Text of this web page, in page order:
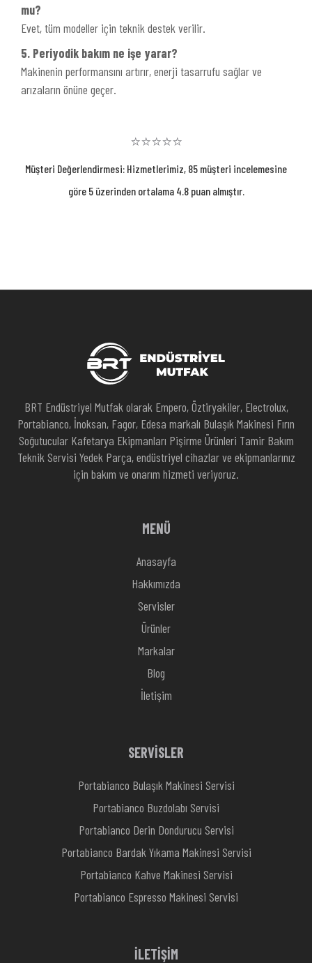
mu?
Evet, tüm modeller için teknik destek verilir.
5. Periyodik bakım ne işe yarar?
Makinenin performansını artırır, enerji tasarrufu sağlar ve
arızaların önüne geçer.
⭐⭐⭐⭐⭐
Müşteri Değerlendirmesi: Hizmetlerimiz, 85 müşteri incelemesine
göre 5 üzerinden ortalama 4.8 puan almıştır.
BRT Endüstriyel Mutfak olarak Empero, Öztiryakiler, Electrolux,
Portabianco, İnoksan, Fagor, Edesa markalı Bulaşık Makinesi Fırın
Soğutucular Kafetarya Ekipmanları Pişirme Ürünleri Tamir Bakım
Teknik Servisi Yedek Parça, endüstriyel cihazlar ve ekipmanlarınız
için bakım ve onarım hizmeti veriyoruz.
MENÜ
Anasayfa
Hakkımızda
Servisler
Ürünler
Markalar
Blog
İletişim
SERVİSLER
Portabianco Bulaşık Makinesi Servisi
Portabianco Buzdolabı Servisi
Portabianco Derin Dondurucu Servisi
Portabianco Bardak Yıkama Makinesi Servisi
Portabianco Kahve Makinesi Servisi
Portabianco Espresso Makinesi Servisi
İLETİŞİM